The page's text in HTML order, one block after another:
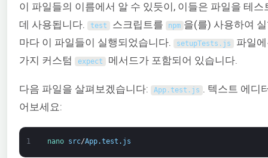
이 파일들의 이름에서 알 수 있듯이, 이들은 파일을 테스
데 사용됩니다.
test 스크립트를 npm 을(를) 사용하여
마다 이 파일들이 실행되었습니다.
setupTests . js 파일에
가지 커스텀
expect 메서드가 포함되어 있습니다.
다음 파일을 살펴보겠습니다: App.test . js . 텍스트 에디
어보세요:
1 nano src/App.test . js